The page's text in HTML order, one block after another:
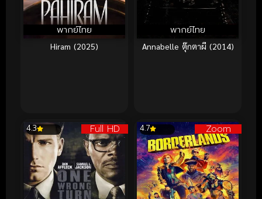
พากย์ไทย
Hiram (2025)
พากย์ไทย
Annabelle ตุ๊กตาผี (2014)
Full HD
4.3 Zoom
4.7